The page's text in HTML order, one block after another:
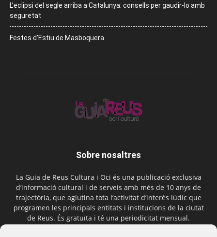
L’eclipsi del segle arriba a Catalunya: consells per gaudir-lo amb
seguretat
Festes d’Estiu de Masboquera
Sobre nosaltres
La Guia de Reus Cultura i Oci és una publicació exclusiva
d’informació cultural i de serveis amb més de 10 anys de
trajectòria, que aglutina tota l’activitat d’interès lúdic que
programen les principals entitats i institucions de la ciutat
de Reus. És gratuïta i té una periodicitat mensual.